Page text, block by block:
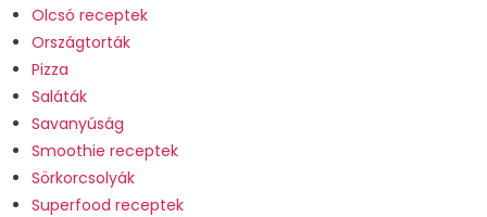
Olcsó receptek
Országtorták
Pizza
Saláták
Savanyúság
Smoothie receptek
Sörkorcsolyák
Superfood receptek